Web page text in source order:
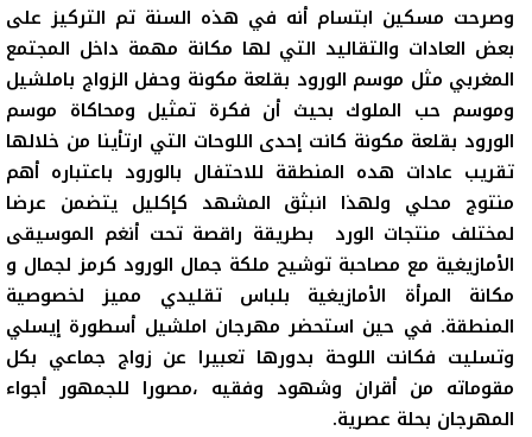
وصرحت مسكين ابتسام أنه في هذه السنة تم التركيز على
بعض العادات والتقاليد التي لها مكانة مهمة داخل المجتمع
المغربي مثل موسم الورود بقلعة مكونة وحفل الزواج باملشيل
وموسم حب الملوك بحيث أن فكرة تمثيل ومحاكاة موسم
الورود بقلعة مكونة كانت إحدى اللوحات التي ارتأينا من خلالها
تقريب عادات هده المنطقة للاحتفال بالورود باعتباره أهم
منتوج محلي ولهذا انبثق المشهد كإكليل يتضمن عرضا
لمختلف منتجات الورد بطريقة راقصة تحت أنغم الموسيقى
الأمازيغية مع مصاحبة توشيح ملكة جمال الورود كرمز لجمال و
مكانة المرأة الأمازيغية بلباس تقليدي مميز لخصوصية
المنطقة. في حين استحضر مهرجان املشيل أسطورة إيسلي
وتسليت فكانت اللوحة بدورها تعبيرا عن زواج جماعي بكل
مقوماته من أقران وشهود وفقيه ،مصورا للجمهور أجواء
المهرجان بحلة عصرية.